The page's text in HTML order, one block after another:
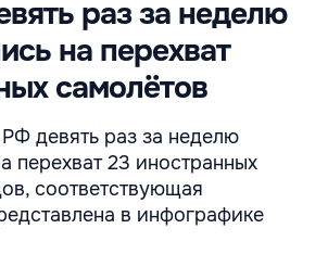
раз за неделю
на перехват
самолётов
девять раз за неделю
перехват 23 иностранных
соответствующая
в инфографике